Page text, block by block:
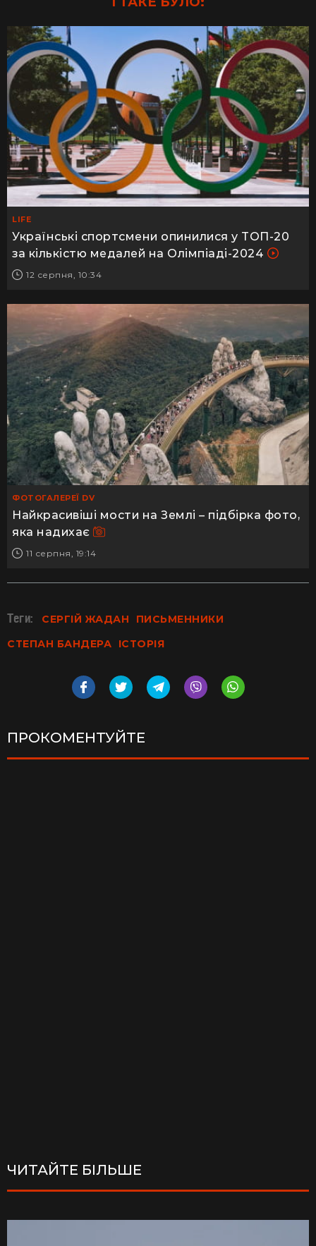
LIFE
Українські спортсмени опинилися у ТОП-20
за кількістю медалей на Олімпіаді-2024
12 серпня, 10:34
ФОТОГАЛЕРЕЇ DV
Найкрасивіші мости на Землі – підбірка фото,
яка надихає
11 серпня, 19:14
Теги: СЕРГІЙ ЖАДАН
ПИСЬМЕННИКИ
СТЕПАН БАНДЕРА
ІСТОРІЯ
ПРОКОМЕНТУЙТЕ
ЧИТАЙТЕ БІЛЬШЕ